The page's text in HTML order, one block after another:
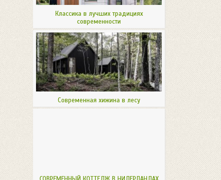
Классика в лучших традициях
современности
Современная хижина в лесу